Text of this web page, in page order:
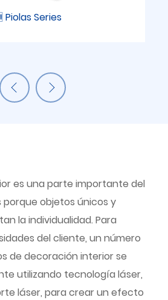
Piolas Series
es una parte importante del
objetos únicos y
la individualidad. Para
del cliente, un número
de decoración interior se
utilizando tecnología láser,
láser, para crear un efecto